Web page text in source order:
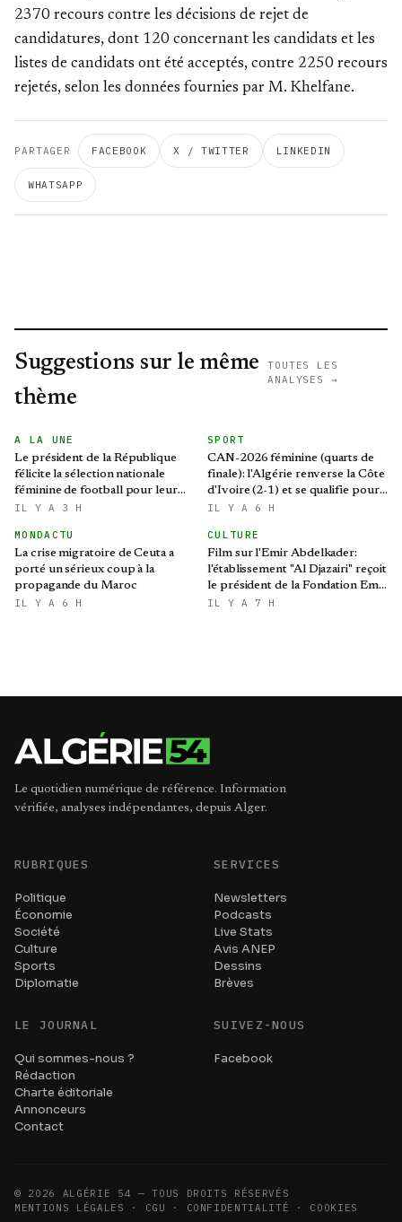
2370 recours contre les décisions de rejet de
candidatures, dont 120 concernant les candidats et les
listes de candidats ont été acceptés, contre 2250 recours
rejetés, selon les données fournies par M. Khelfane.
PARTAGER FACEBOOK X / TWITTER LINKEDIN
WHATSAPP
Suggestions sur le même
thème
TOUTES LES
ANALYSES →
A LA UNE
Le président de la République
félicite la sélection nationale
féminine de football pour leur
qualification au Mondial 2027 et
IL Y A 3 H
SPORT
CAN-2026 féminine (quarts de
finale): l'Algérie renverse la Côte
d'Ivoire (2-1) et se qualifie pour
le Mondial brésilien
IL Y A 6 H
MONDACTU
La crise migratoire de Ceuta a
porté un sérieux coup à la
propagande du Maroc
IL Y A 6 H
CULTURE
Film sur l'Emir Abdelkader:
l'établissement "Al Djazairi" reçoit
le président de la Fondation Emir
Abdelkader
IL Y A 7 H
Le quotidien numérique de référence. Information
vérifiée, analyses indépendantes, depuis Alger.
RUBRIQUES
Politique
Économie
Société
Culture
Sports
Diplomatie
SERVICES
Newsletters
Podcasts
Live Stats
Avis ANEP
Dessins
Brèves
LE JOURNAL
Qui sommes-nous ?
Rédaction
Charte éditoriale
Annonceurs
Contact
SUIVEZ-NOUS
Facebook
© 2026
ALGÉRIE 54 — TOUS DROITS RÉSERVÉS
MENTIONS LÉGALES · CGU · CONFIDENTIALITÉ · COOKIES